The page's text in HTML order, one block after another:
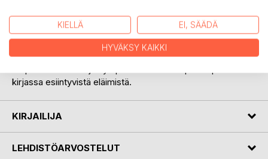
Kilpailu napaan sopii kaikille pienille seikkailijoille 2-
kirjassa esiintyvistä eläimistä.
KIRJAILIJA
LEHDISTÖARVOSTELUT
KIELLÄ EI, SÄÄDÄ
HYVÄKSY KAIKKI